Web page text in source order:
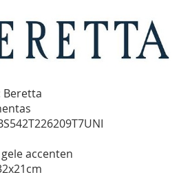
Beretta
accenten